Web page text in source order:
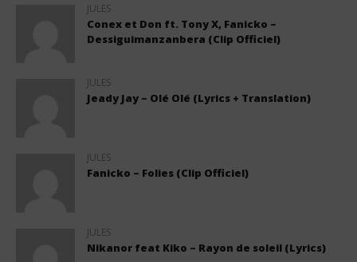
JULES
Conex et Don ft. Tony X, Fanicko –
Dessiguimanzanbera (Clip Officiel)
JULES
Jeady Jay – Olé Olé (Lyrics + Translation)
JULES
Fanicko – Folies (Clip Officiel)
JULES
Nikanor feat Kiko – Rayon de soleil (Lyrics)